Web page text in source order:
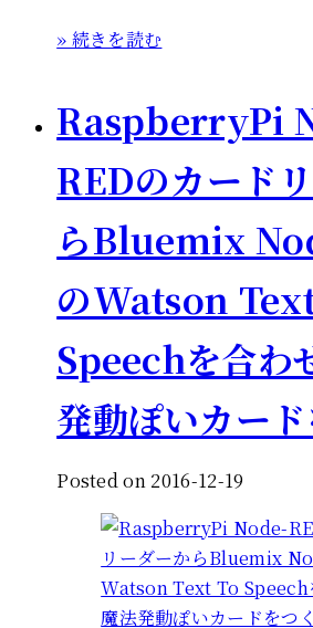
» 続きを読む
RaspberryPi
REDのカード
らBluemix
のWatson
Speechを合わ
発動ぽいカー
Posted on 2016-12-19